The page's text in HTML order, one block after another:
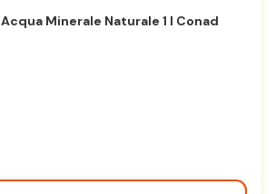
Acqua Minerale Naturale 1 l Conad